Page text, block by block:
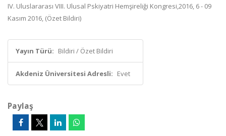
IV. Uluslararası VIII. Ulusal Pskiyatri Hemşireliği Kongresi,2016, 6 - 09
Kasım 2016, (Özet Bildiri)
Yayın Türü: Bildiri / Özet Bildiri
Akdeniz Üniversitesi Adresli: Evet
Paylaş